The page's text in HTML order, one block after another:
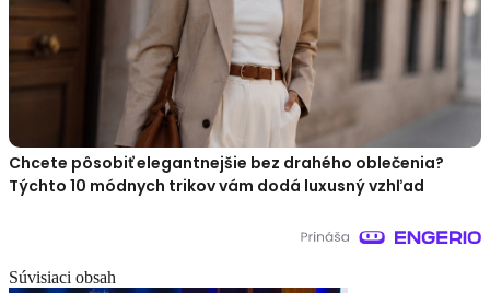
Chcete pôsobiť elegantnejšie bez drahého oblečenia?
Týchto 10 módnych trikov vám dodá luxusný vzhľad
Súvisiaci obsah